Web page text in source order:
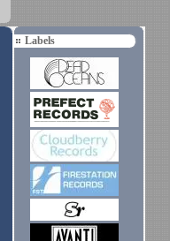
Labels